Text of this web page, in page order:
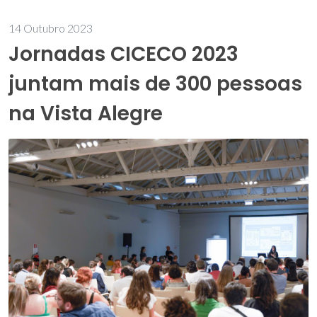
14 Outubro 2023
Jornadas CICECO 2023
juntam mais de 300 pessoas
na Vista Alegre